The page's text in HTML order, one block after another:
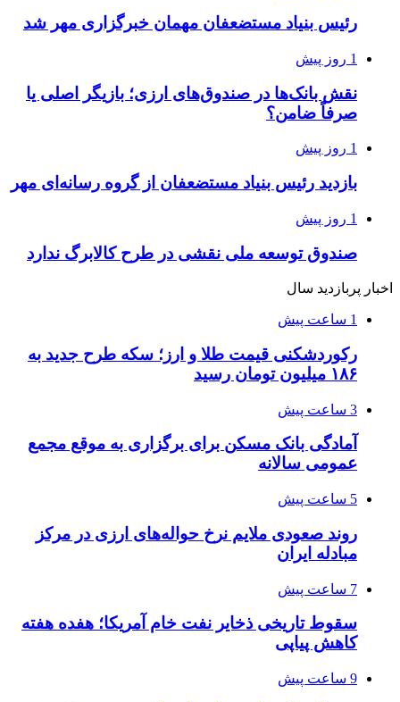
رئیس بنیاد مستضعفان مهمان خبرگزاری مهر شد
1 روز پیش
نقش بانک‌ها در صندوق‌های ارزی؛ بازیگر اصلی یا
صرفاً ضامن؟
1 روز پیش
بازدید رئیس بنیاد مستضعفان از گروه رسانه‌ای مهر
1 روز پیش
صندوق توسعه ملی نقشی در طرح کالابرگ ندارد
اخبار پربازدید سال
1 ساعت پیش
رکوردشکنی قیمت طلا و ارز؛ سکه طرح جدید به
۱۸۶ میلیون تومان رسید
3 ساعت پیش
آمادگی بانک مسکن برای برگزاری به موقع مجمع
عمومی سالانه
5 ساعت پیش
روند صعودی ملایم نرخ حواله‌های ارزی در مرکز
مبادله ایران
7 ساعت پیش
سقوط تاریخی ذخایر نفت خام آمریکا؛ هفده هفته
کاهش پیاپی
9 ساعت پیش